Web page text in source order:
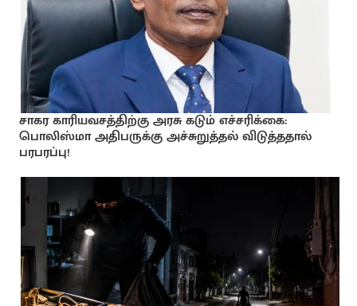
சாகர காரியவசத்திற்கு அரசு கடும் எச்சரிக்கை:
பொலிஸ்மா அதிபருக்கு அச்சுறுத்தல் விடுத்ததால்
பரபரப்பு!